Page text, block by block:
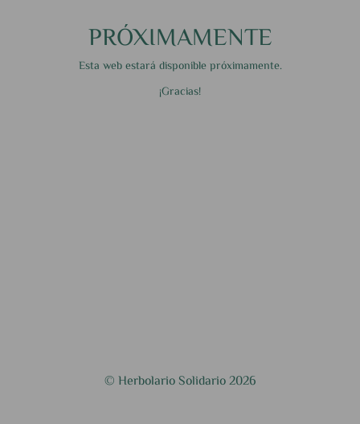
PRÓXIMAMENTE
Esta web estará disponible próximamente.
¡Gracias!
© Herbolario Solidario 2026